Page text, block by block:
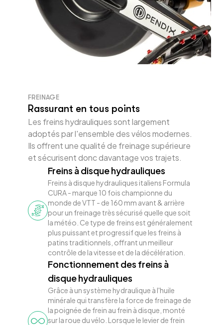
FREINAGE
Rassurant en tous points
Les freins hydrauliques sont largement
adoptés par l'ensemble des vélos modernes.
Ils offrent une qualité de freinage supérieure
et sécurisent donc davantage vos trajets.
Freins à disque hydrauliques
Freins à disque hydrauliques italiens Formula
CURA - marque 10 fois championne du
monde de VTT - de 160 mm avant & arrière
pour un freinage très sécurisé quelle que soit
la météo. Ce type de freins est généralement
plus puissant et progressif que les freins à
patins traditionnels, offrant un meilleur
contrôle de la vitesse et de la décélération.
Fonctionnement des freins à
disque hydrauliques
Grâce à un système hydraulique à l'huile
minérale qui transfère la force de freinage de
la poignée de frein au frein à disque, monté
sur la roue du vélo. Lorsque le levier de frein